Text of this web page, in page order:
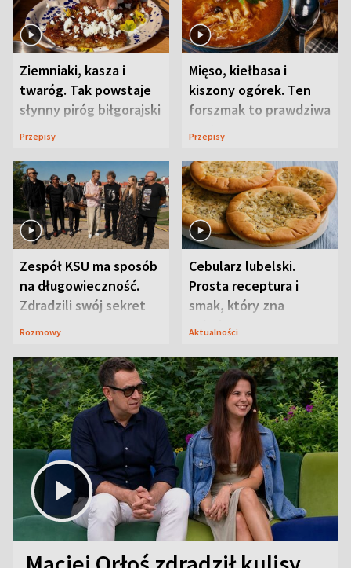
Ziemniaki, kasza i
twaróg. Tak powstaje
słynny piróg biłgorajski
Przepisy
Mięso, kiełbasa i
kiszony ogórek. Ten
forszmak to prawdziwa
uczta
Przepisy
Zespół KSU ma sposób
na długowieczność.
Zdradzili swój sekret
Rozmowy
Cebularz lubelski.
Prosta receptura i
smak, który zna
Lubelszczyzna
Aktualności